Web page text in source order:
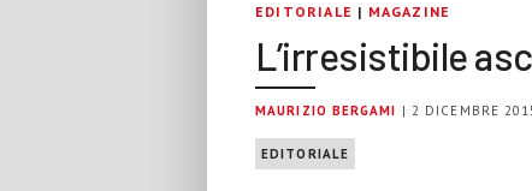
EDITORIALE | MAGAZINE
L’irresistibile
MAURIZIO BERGAMI | 2 DICEMBRE
EDITORIALE